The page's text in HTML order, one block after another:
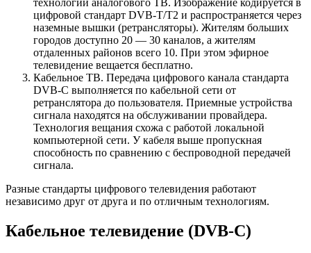
цифровой стандарт DVB-T/T2 и распространяется через
наземные вышки (ретрансляторы). Жителям больших
городов доступно 20 — 30 каналов, а жителям
отдаленных районов всего 10. При этом эфирное
телевидение вещается бесплатно.
Кабельное ТВ. Передача цифрового канала стандарта
DVB-C выполняется по кабельной сети от
ретранслятора до пользователя. Приемные устройства
сигнала находятся на обслуживании провайдера.
Технология вещания схожа с работой локальной
компьютерной сети. У кабеля выше пропускная
способность по сравнению с беспроводной передачей
сигнала.
Разные стандарты цифрового телевидения работают
независимо друг от друга и по отличным технологиям.
Кабельное телевидение (DVB-C)